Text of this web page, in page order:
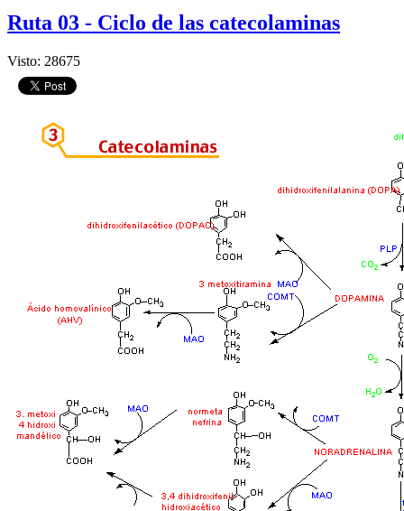
Ruta 03 - Ciclo de las catecolaminas
Visto: 28675